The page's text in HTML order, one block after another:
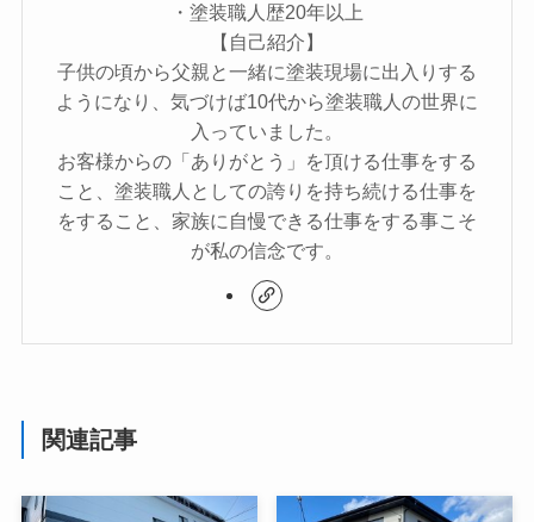
・塗装職人歴20年以上
【自己紹介】
子供の頃から父親と一緒に塗装現場に出入りする
ようになり、気づけば10代から塗装職人の世界に
入っていました。
お客様からの「ありがとう」を頂ける仕事をする
こと、塗装職人としての誇りを持ち続ける仕事を
をすること、家族に自慢できる仕事をする事こそ
が私の信念です。
関連記事